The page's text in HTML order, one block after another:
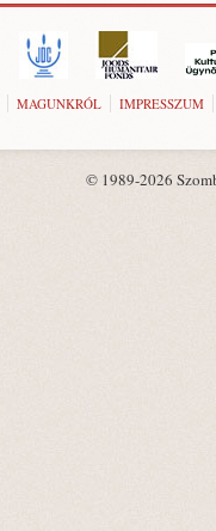
MAGUNKRÓL IMPRESSZUM
© 1989-2026